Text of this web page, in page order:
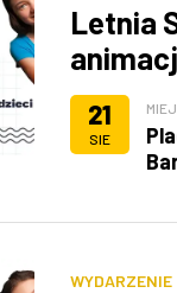
Letnia
21
SIE
WYDARZENIE